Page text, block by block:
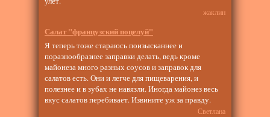
жаклин
Салат "французский поцелуй"
Я теперь тоже стараюсь поизысканнее и
поразнообразнее заправки делать, ведь кроме
майонеза много разных соусов и заправок для
салатов есть. Они и легче для пищеварения, и
полезнее и в зубах не навязли. Иногда майонез весь
вкус салатов перебивает. Извините уж за правду.
Светлана